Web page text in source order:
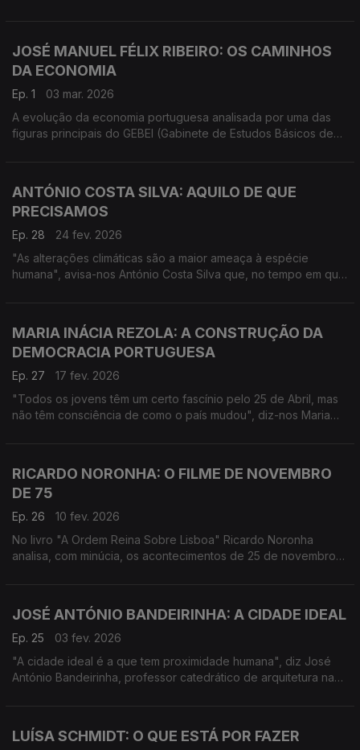
JOSÉ MANUEL FÉLIX RIBEIRO: OS CAMINHOS
DA ECONOMIA
Ep. 1
03 mar. 2026
A evolução da economia portuguesa analisada por uma das
figuras principais do GEBEI (Gabinete de Estudos Básicos de
ANTÓNIO COSTA SILVA: AQUILO DE QUE
PRECISAMOS
Ep. 28
24 fev. 2026
"As alterações climáticas são a maior ameaça à espécie
humana", avisa-nos António Costa Silva que, no tempo em que
MARIA INÁCIA REZOLA: A CONSTRUÇÃO DA
DEMOCRACIA PORTUGUESA
Ep. 27
17 fev. 2026
"Todos os jovens têm um certo fascínio pelo 25 de Abril, mas
não têm consciência de como o país mudou", diz-nos Maria
RICARDO NORONHA: O FILME DE NOVEMBRO
DE 75
Ep. 26
10 fev. 2026
No livro "A Ordem Reina Sobre Lisboa" Ricardo Noronha
analisa, com minúcia, os acontecimentos de 25 de novembro
JOSÉ ANTÓNIO BANDEIRINHA: A CIDADE IDEAL
Ep. 25
03 fev. 2026
"A cidade ideal é a que tem proximidade humana", diz José
António Bandeirinha, professor catedrático de arquitetura na
LUÍSA SCHMIDT: O QUE ESTÁ POR FAZER